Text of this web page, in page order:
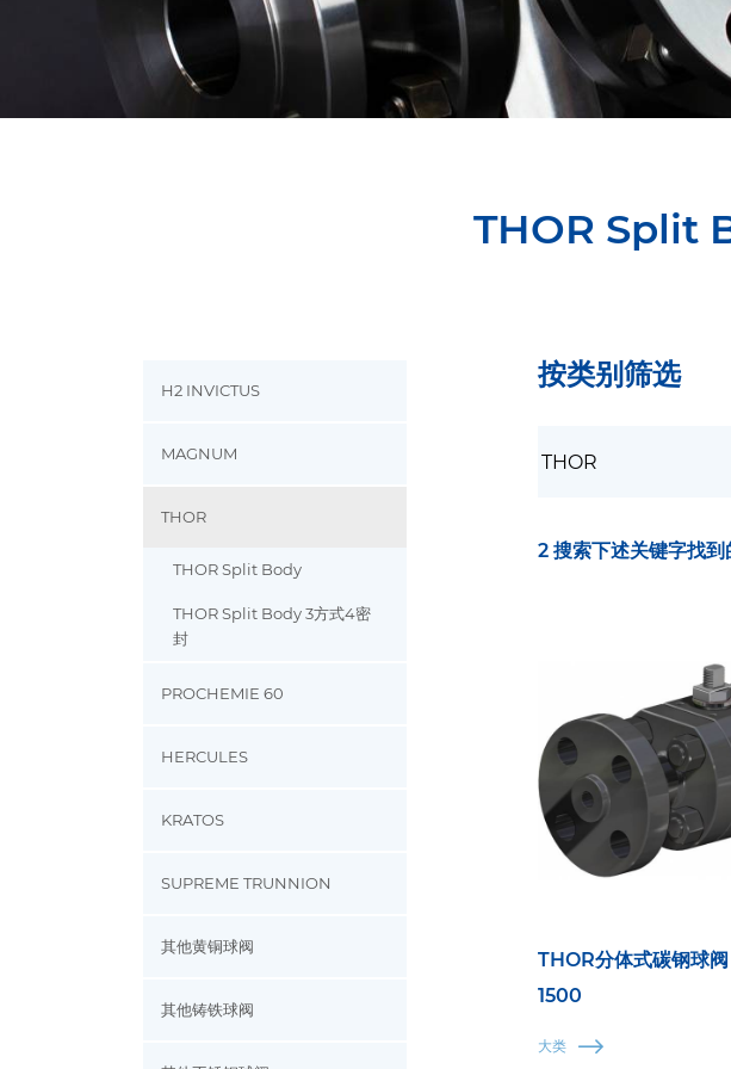
THOR Split
H2 INVICTUS
MAGNUM
THOR
THOR Split Body
THOR Split Body 3方式4密
封
PROCHEMIE 60
HERCULES
KRATOS
SUPREME TRUNNION
其他黄铜球阀
其他铸铁球阀
按类别筛选
2 搜索下述关键字找到
THOR分体式碳钢球
1500
大类